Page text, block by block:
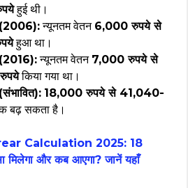
हुई थी।
(2006):न्यूनतम वेतन 6,000 रुपये से
हुआ था।
न्यूनतम वेतन 7,000 रुपये से
किया गया था।
18,000 रुपये से 41,040-
बढ़ सकता है।
Calculation 2025: 18
मिलेगा और कब आएगा? जानें यहाँ